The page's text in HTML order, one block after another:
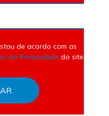
de acordo com as
de Privacidade do site.